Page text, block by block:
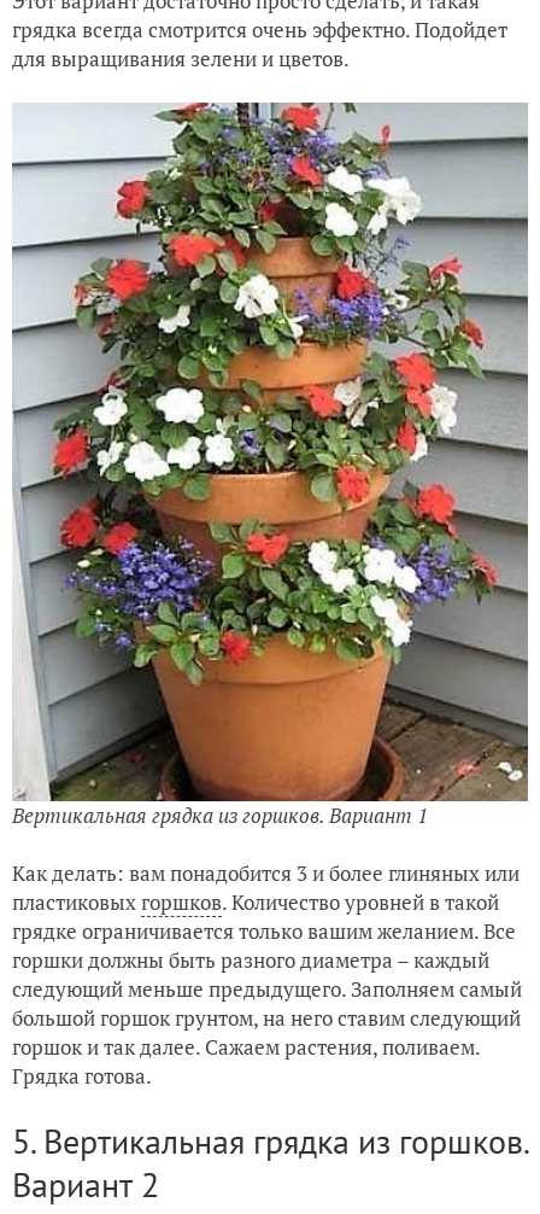
грядка всегда смотрится очень эффектно. Подойдет
для выращивания зелени и цветов.
Вертикальная грядка из горшков. Вариант 1
Как делать: вам понадобится 3 и более глиняных или
пластиковыхгоршков. Количество уровней в такой
грядке ограничивается только вашим желанием. Все
горшки должны быть разного диаметра – каждый
следующий меньше предыдущего. Заполняем самый
большой горшок грунтом, на него ставим следующий
горшок и так далее. Сажаем растения, поливаем.
Грядка готова.
5. Вертикальная грядка из горшков.
Вариант 2